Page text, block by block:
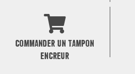
COMMANDER UN TAMPON
ENCREUR